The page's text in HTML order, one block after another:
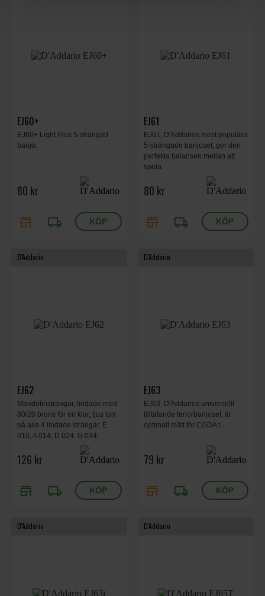
EJ60+
EJ60+ Light Plus 5-strängad
banjo.
80 kr
store local_shipping
EJ61
EJ61, D'Addarios mest populära
5-strängade banjoset, ger den
perfekta balansen mellan att
spela
80 kr
store local_shipping
D'Addario
EJ62
Mandolinsträngar, lindade med
80/20 brons för en klar, ljus ton
på alla 4 lindade strängar. E
010, A 014, D 024, G 034.
126 kr
store local_shipping
D'Addario
EJ63
EJ63, D'Addarios universellt
tilltalande tenorbanjoset, är
optimalt mätt för CGDA t...
79 kr
store local_shipping
D'Addario D'Addario